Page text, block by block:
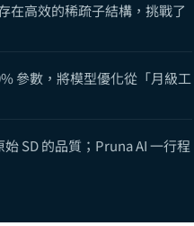
在高效的稀疏子結構，挑戰了
參數，將模型優化從「月級工
SD 的品質；Pruna AI 一行程